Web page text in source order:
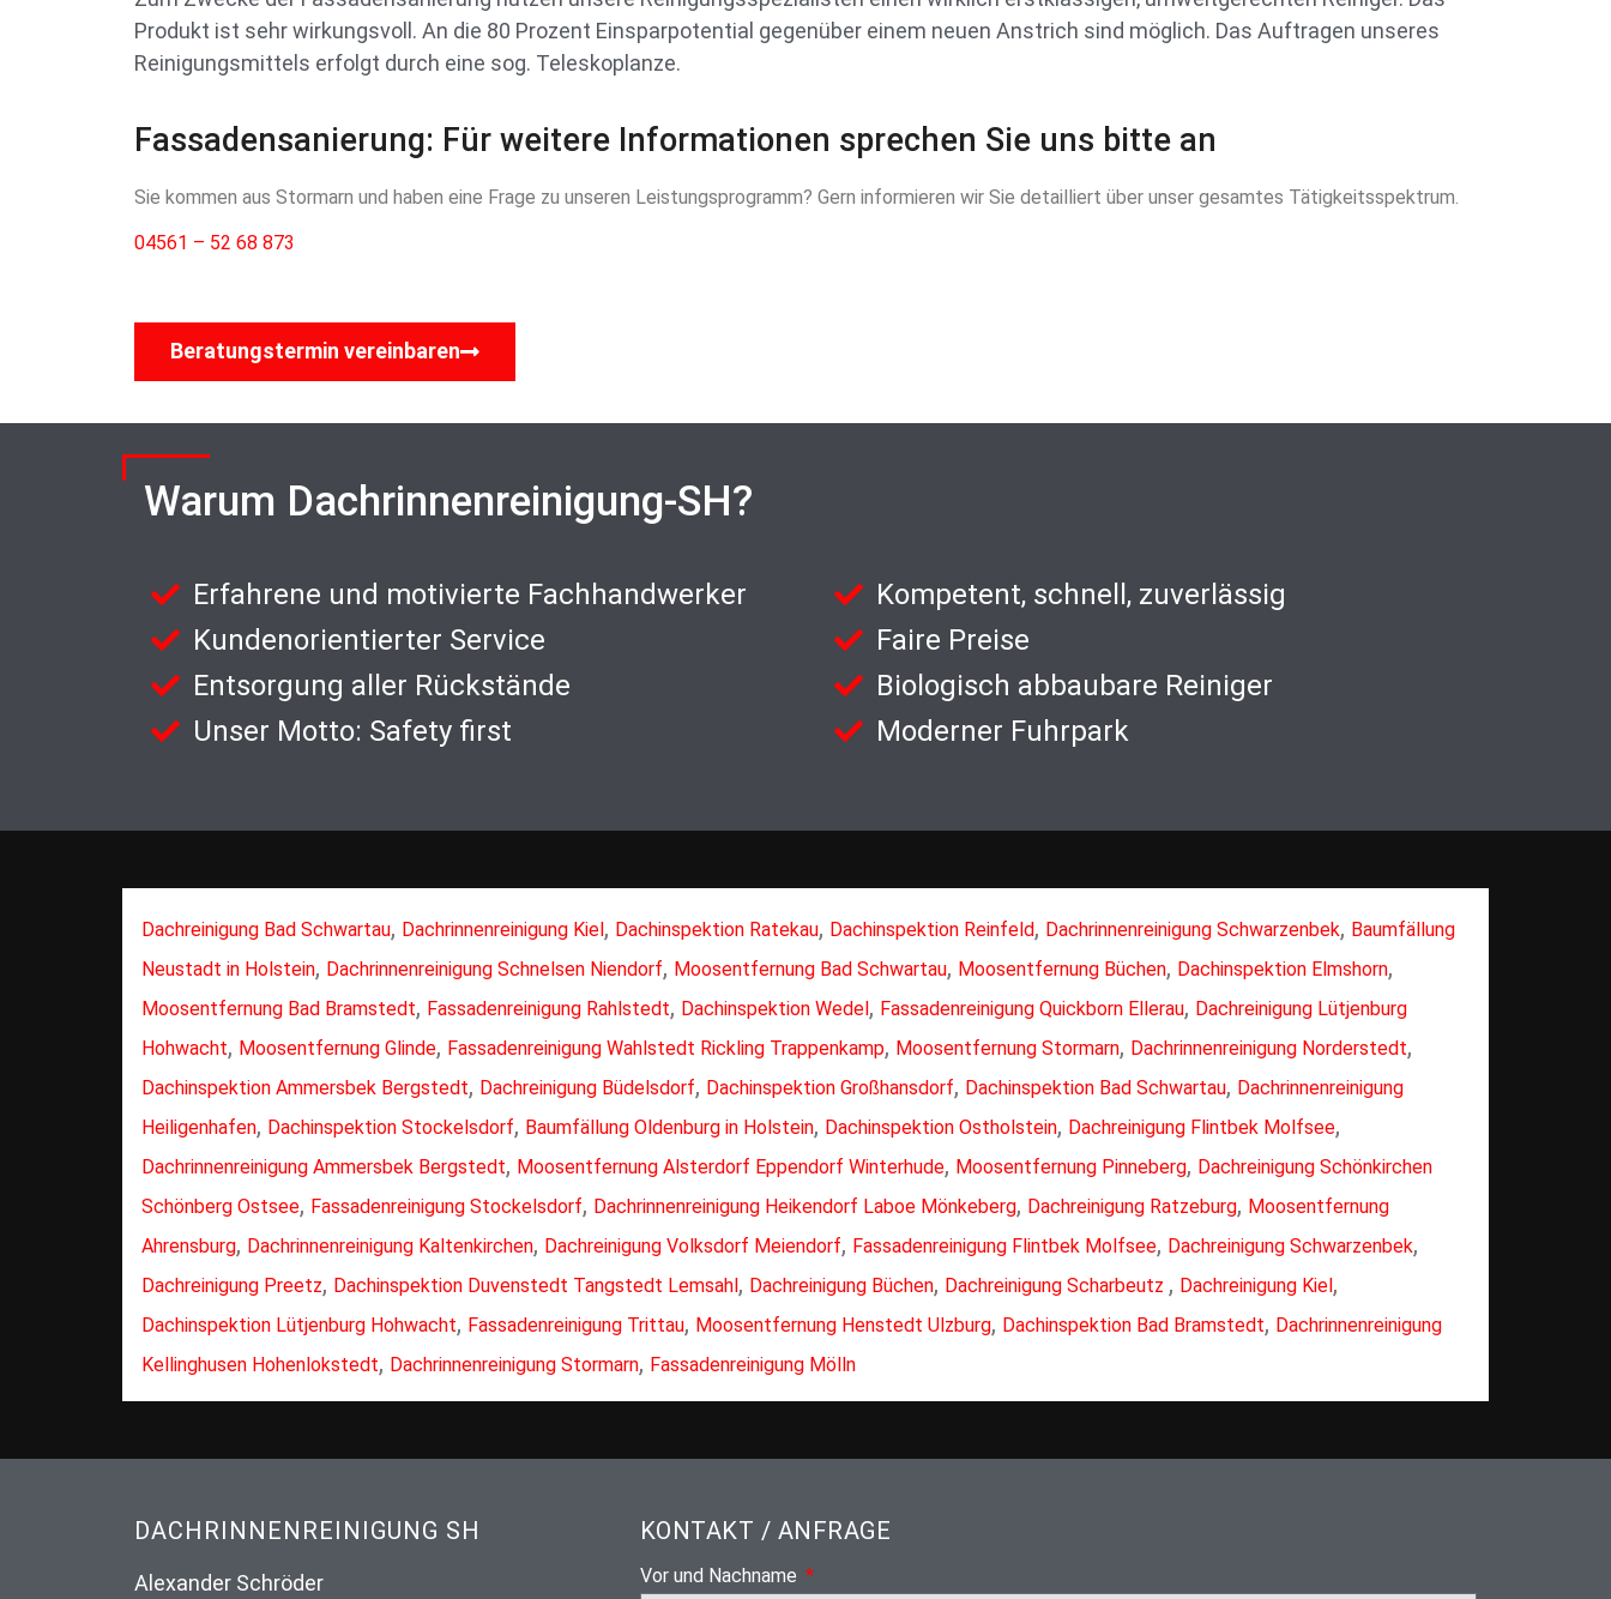
Produkt ist sehr wirkungsvoll. An die 80 Prozent Einsparpotential gegenüber einem neuen Anstrich sind möglich. Das Auftragen unseres
Reinigungsmittels erfolgt durch eine sog. Teleskoplanze.
Fassadensanierung: Für weitere Informationen sprechen Sie uns bitte an
Sie kommen aus Stormarn und haben eine Frage zu unseren Leistungsprogramm? Gern informieren wir Sie detailliert über unser gesamtes Tätigkeitsspektrum.
04561 – 52 68 873
Beratungstermin vereinbaren
Warum Dachrinnenreinigung-SH?
Erfahrene und motivierte Fachhandwerker
Kundenorientierter Service
Entsorgung aller Rückstände
Unser Motto: Safety first
Kompetent, schnell, zuverlässig
Faire Preise
Biologisch abbaubare Reiniger
Moderner Fuhrpark
Dachreinigung Bad Schwartau, Dachrinnenreinigung Kiel , Dachinspektion Ratekau, Dachinspektion Reinfeld, Dachrinnenreinigung Schwarzenbek, Baumfällung
Neustadt in Holstein, Dachrinnenreinigung Schnelsen Niendorf, Moosentfernung Bad Schwartau, Moosentfernung Büchen, Dachinspektion Elmshorn,
Moosentfernung Bad Bramstedt, Fassadenreinigung Rahlstedt, Dachinspektion Wedel , Fassadenreinigung Quickborn Ellerau, Dachreinigung Lütjenburg
Hohwacht, Moosentfernung Glinde, Fassadenreinigung Wahlstedt Rickling Trappenkamp, Moosentfernung Stormarn, Dachrinnenreinigung Norderstedt,
Dachinspektion Ammersbek Bergstedt, Dachreinigung Büdelsdorf, Dachinspektion Großhansdorf, Dachinspektion Bad Schwartau, Dachrinnenreinigung
Heiligenhafen, Dachinspektion Stockelsdorf, Baumfällung Oldenburg in Holstein, Dachinspektion Ostholstein, Dachreinigung Flintbek Molfsee,
Dachrinnenreinigung Ammersbek Bergstedt, Moosentfernung Alsterdorf Eppendorf Winterhude, Moosentfernung Pinneberg, Dachreinigung Schönkirchen
Schönberg Ostsee, Fassadenreinigung Stockelsdorf, Dachrinnenreinigung Heikendorf Laboe Mönkeberg, Dachreinigung Ratzeburg, Moosentfernung
Ahrensburg, Dachrinnenreinigung Kaltenkirchen, Dachreinigung Volksdorf Meiendorf, Fassadenreinigung Flintbek Molfsee, Dachreinigung Schwarzenbek,
Dachreinigung Preetz, Dachinspektion Duvenstedt Tangstedt Lemsahl , Dachreinigung Büchen, Dachreinigung Scharbeutz , Dachreinigung Kiel ,
Dachinspektion Lütjenburg Hohwacht, Fassadenreinigung Trittau, Moosentfernung Henstedt Ulzburg, Dachinspektion Bad Bramstedt, Dachrinnenreinigung
Kellinghusen Hohenlokstedt, Dachrinnenreinigung Stormarn, Fassadenreinigung Mölln
DACHRINNENREINIGUNG SH
Alexander Schröder
KONTAKT / ANFRAGE
Vor und Nachname